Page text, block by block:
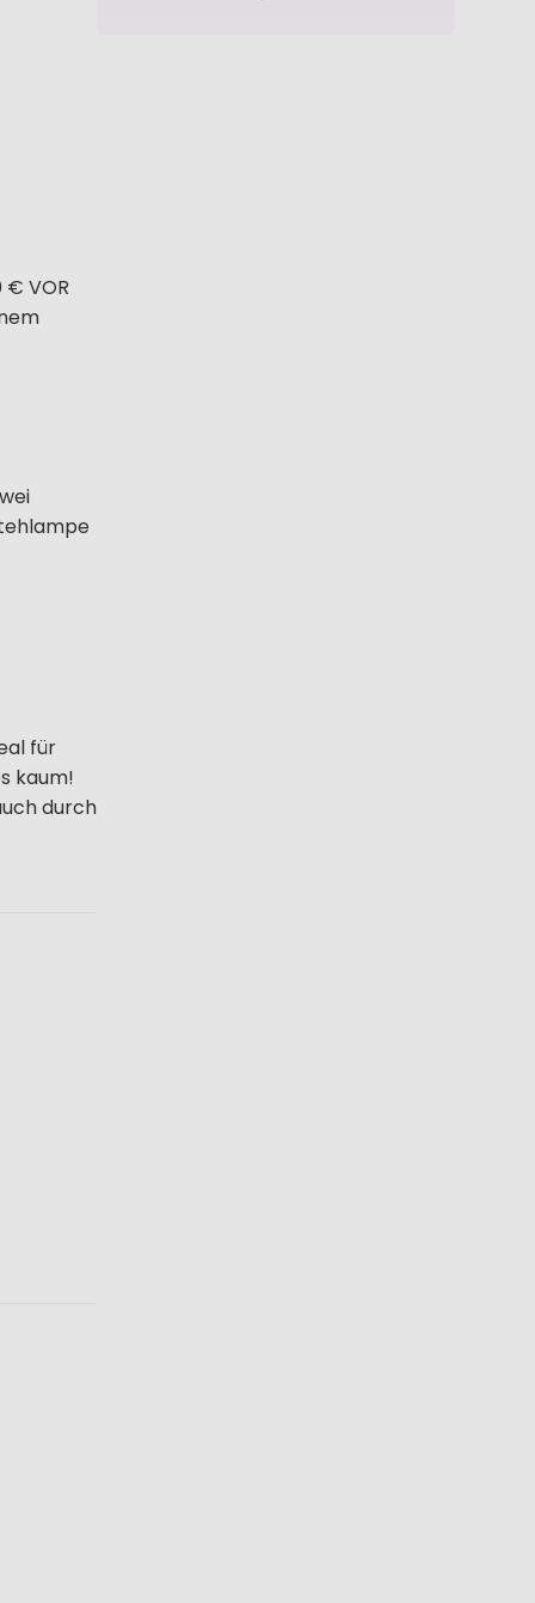
VOR
für
kaum!
durch